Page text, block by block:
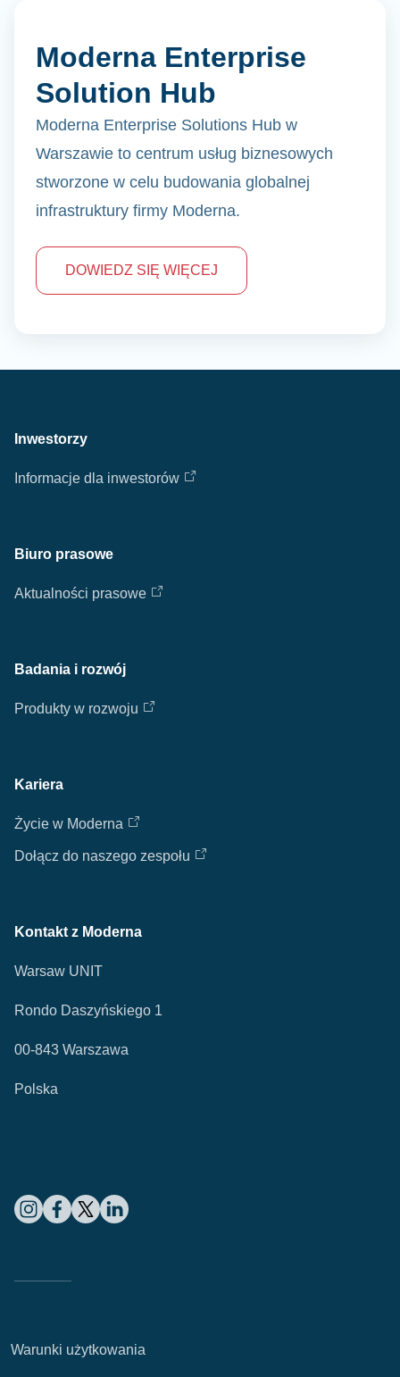
Moderna Enterprise
Solution Hub
Moderna Enterprise Solutions Hub w
Warszawie to centrum usług biznesowych
stworzone w celu budowania globalnej
infrastruktury firmy Moderna.
DOWIEDZ SIĘ WIĘCEJ
Inwestorzy
Informacje dla inwestorów
Biuro prasowe
Aktualności prasowe
Badania i rozwój
Produkty w rozwoju
Kariera
Życie w Moderna
Dołącz do naszego zespołu
Kontakt z Moderna
Warsaw UNIT
Rondo Daszyńskiego 1
00-843 Warszawa
Polska
Warunki użytkowania